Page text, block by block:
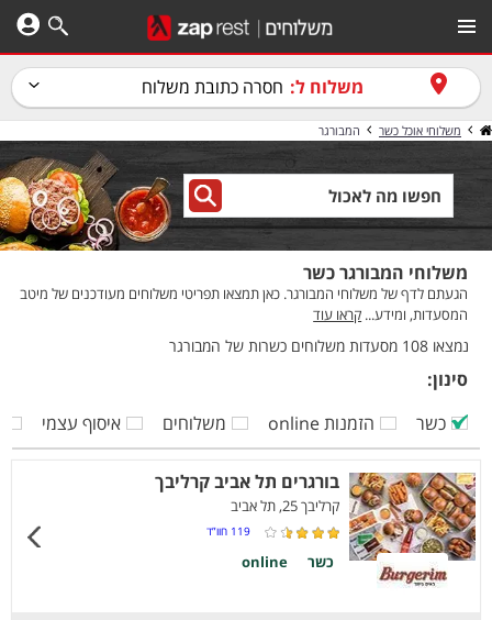
משלוח ל: חסרה כתובת משלוח
משלוחי אוכל כשר המבורגר
משלוחי המבורגר כשר
הגעתם לדף של משלוחי המבורגר. כאן תמצאו תפריטי משלוחים מעודכנים של מיטב
המסעדות, ומידע... קראו עוד
נמצאו 108 מסעדות משלוחים כשרות של המבורגר
סינון:
כשר
הזמנות online משלוחים איסוף עצמי
בורגרים תל אביב קרליבך
קרליבך 25, תל אביב
119 חוו”ד
כשר online